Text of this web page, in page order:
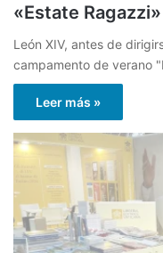
«Estate
León XIV, antes de
campamento de verano
Leer más »